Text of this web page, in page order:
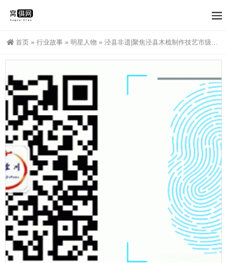
首页 » 行业故事 » 明星人物 » 泾县非遗|聚焦泾县木梳制作技艺市级非遗项目代表性传承人胡桂荣